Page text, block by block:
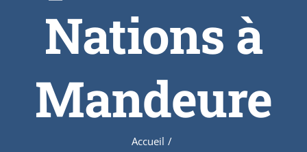
Nations à
Mandeure
Accueil /